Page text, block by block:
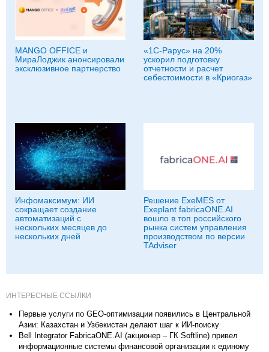
MANGO OFFICE и
МираЛоджик анонсировали
эксклюзивное партнерство
«1С-Рарус» на 20%
ускорил подготовку
отчетности и расчет
себестоимости в «Криогаз»
Инфомаксимум: ИИ
сокращает создание
автоматизаций с
нескольких месяцев до
нескольких дней
Решение ExeMES от
Exeplant fabricaONE.AI
вошло в топ российского
рынка систем управления
производством по версии
TAdviser
ИНТЕРЕСНЫЕ ССЫЛКИ
Первые услуги по GEO-оптимизации появились в Центральной
Азии: Казахстан и Узбекистан делают шаг к ИИ-поиску
Bell Integrator FabricaONE.AI (акционер – ГК Softline) привел
информационные системы финансовой организации к единому